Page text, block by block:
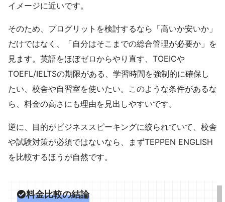
イメージに近いです。
そのため、プログリットを検討するなら「高いか安いか」
だけではなく、「自分はそこまでの総合管理が必要か」を
見ます。英語をほぼゼロからやり直す、TOEICや
TOEFL/IELTSの期限がある、学習時間を強制的に確保し
たい、校舎や自習室を使いたい。このような条件があるな
ら、料金の高さにも理由を見出しやすいです。
逆に、目的がビジネススピーキングに絞られていて、校舎
や試験対策が必須ではないなら、まずTEPPEN ENGLISH
を比較するほうが自然です。
料金比較の結論